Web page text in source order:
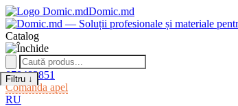
Domic.md
Catalog
079482851
Comanda apel
RU
Filtru ↓